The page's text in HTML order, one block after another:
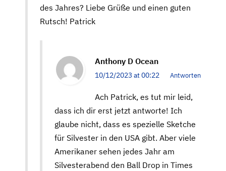
des Jahres? Liebe Grüße und einen guten
Rutsch! Patrick
Anthony D Ocean
10/12/2023 at 00:22 Antworten
Ach Patrick, es tut mir leid,
dass ich dir erst jetzt antworte! Ich
glaube nicht, dass es spezielle Sketche
für Silvester in den USA gibt. Aber viele
Amerikaner sehen jedes Jahr am
Silvesterabend den Ball Drop in Times